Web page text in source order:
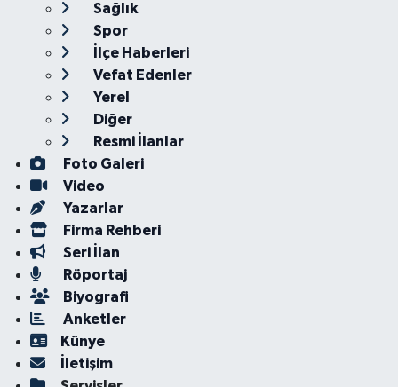
Sağlık
Spor
İlçe Haberleri
Vefat Edenler
Yerel
Diğer
Resmi İlanlar
Foto Galeri
Video
Yazarlar
Firma Rehberi
Seri İlan
Röportaj
Biyografi
Anketler
Künye
İletişim